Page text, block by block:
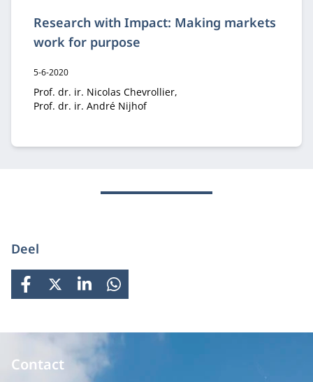
Research with Impact: Making markets
work for purpose
Publicatiedatum:
5-6-2020
Auteur:
Prof. dr. ir. Nicolas Chevrollier
Prof. dr. ir. André Nijhof
Deel
FACEBOOK
X LINKEDINWHATSAPP
Contact